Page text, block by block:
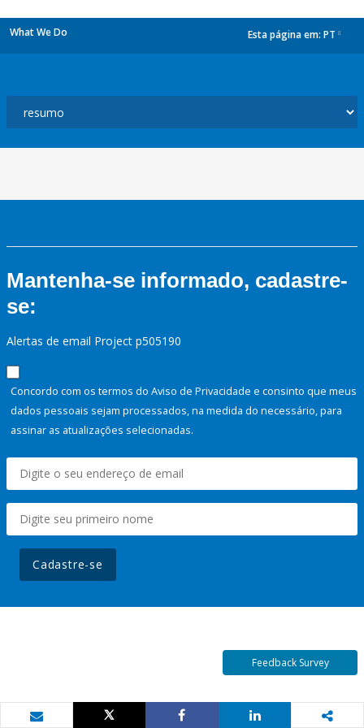
What We Do Esta página em: PT
Mantenha-se informado, cadastre-
se:
Alertas de email Project p505190
Concordo com os termos do Aviso de Privacidade e consinto que meus
dados pessoais sejam processados, na medida do necessário, para
assinar as atualizações selecionadas.
Cadastre-se
Feedback Survey